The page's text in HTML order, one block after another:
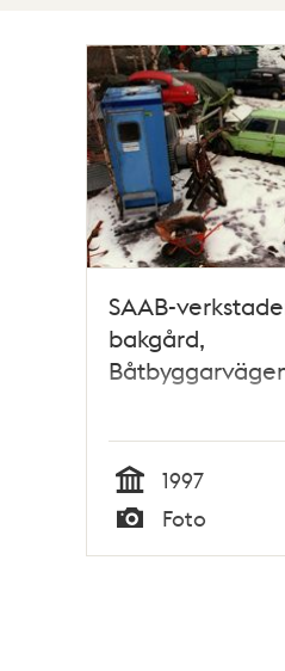
SAAB-
bakgård,
Tid
1997
Typ
Foto